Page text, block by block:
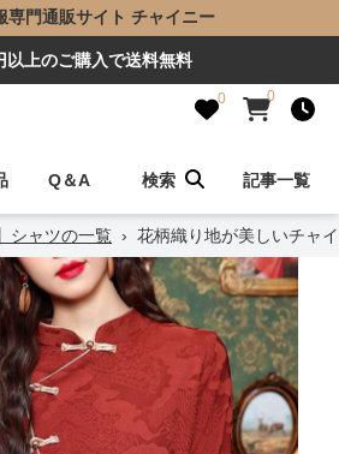
専門通販サイト チャイニー
以上のご購入で送料無料
0 0
Q＆A 検索 記事一覧
シャツの一覧 › 花柄織り地が美しいチャ